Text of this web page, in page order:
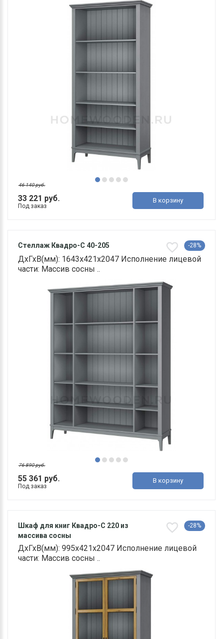
33 221 руб.
46 140 руб.
Под заказ
В корзину
Стеллаж Квадро-С 40-205 -28%
ДхГхВ(мм): 1643х421х2047 Исполнение лицевой
части: Массив сосны ..
55 361 руб.
76 890 руб.
Под заказ
В корзину
Шкаф для книг Квадро-С 220 из
массива сосны
-28%
ДхГхВ(мм): 995х421х2047 Исполнение лицевой
части: Массив сосны ..